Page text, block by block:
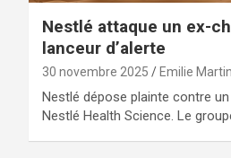
Nestlé attaque un ex-
lanceur d’alerte
30 novembre 2025 Emilie Martin
Nestlé dépose plainte contre
Nestlé Health Science. Le